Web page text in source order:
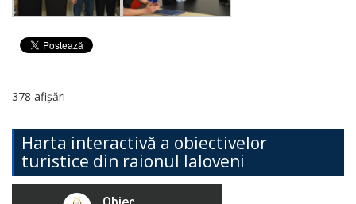
378 afișări
Harta interactivă a obiectivelor
turistice din raionul Ialoveni